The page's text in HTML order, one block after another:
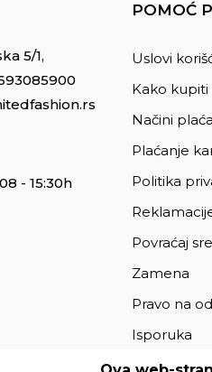
5/1,
- 15:30h
POMOĆ
Uslovi
Kako kupiti
Načini
Plaćanje
Politika
Povraćaj
Zamena
Pravo na
Isporuka